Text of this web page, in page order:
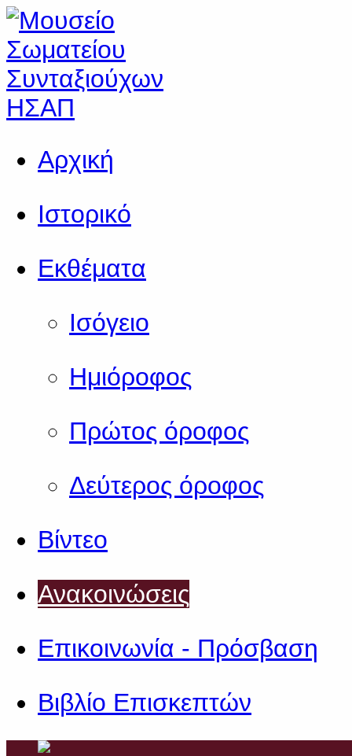
Αρχική
Ιστορικό
Εκθέματα
Ισόγειο
Ημιόροφος
Πρώτος όροφος
Δεύτερος όροφος
Βίντεο
Ανακοινώσεις
Επικοινωνία - Πρόσβαση
Βιβλίο Επισκεπτών